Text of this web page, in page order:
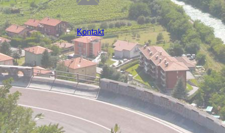
Kontakt